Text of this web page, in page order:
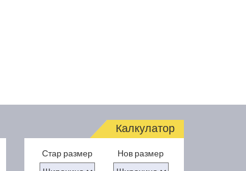
Калкулатор
Стар размер Нов размер